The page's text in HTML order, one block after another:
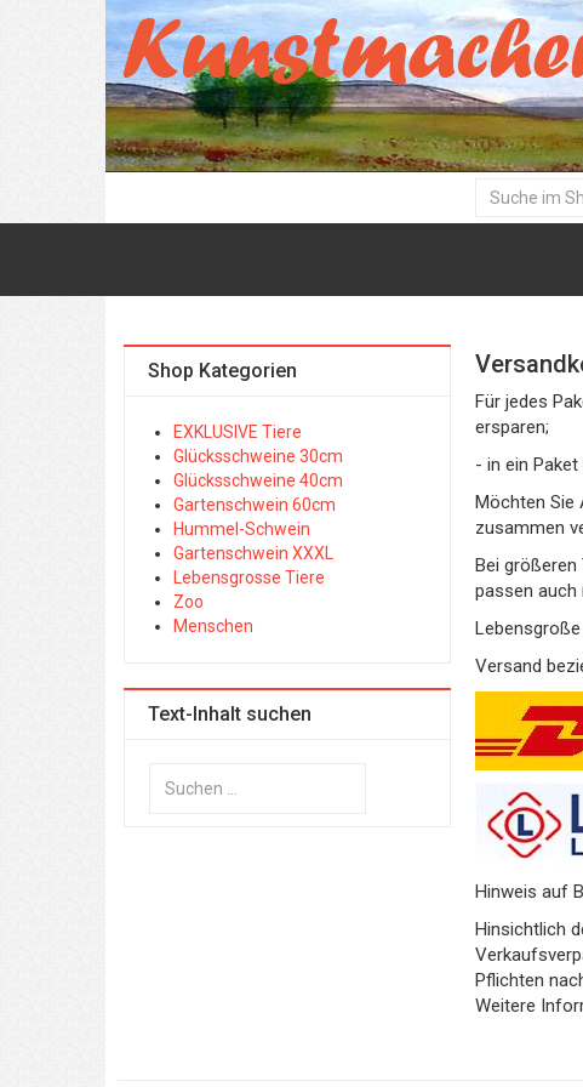
Für jedes
ersparen;
- in ein
Möchten Sie
zusammen
Bei größeren
passen auch
Versand
Hinweis auf
Hinsichtlich
Pflichten
Weitere
Shop Kategorien
EXKLUSIVE Tiere
Glücksschweine 30cm
Glücksschweine 40cm
Gartenschwein 60cm
Hummel-Schwein
Gartenschwein XXXL
Lebensgrosse Tiere
Zoo
Menschen
Text-Inhalt suchen